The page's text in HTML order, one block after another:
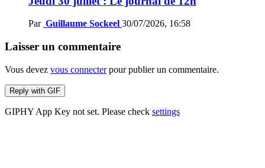
Par Guillaume Sockeel 30/07/2026, 16:58
Laisser un commentaire
Vous devez vous connecterpour publier un commentaire.
Reply with GIF
GIPHY App Key not set. Please check settings